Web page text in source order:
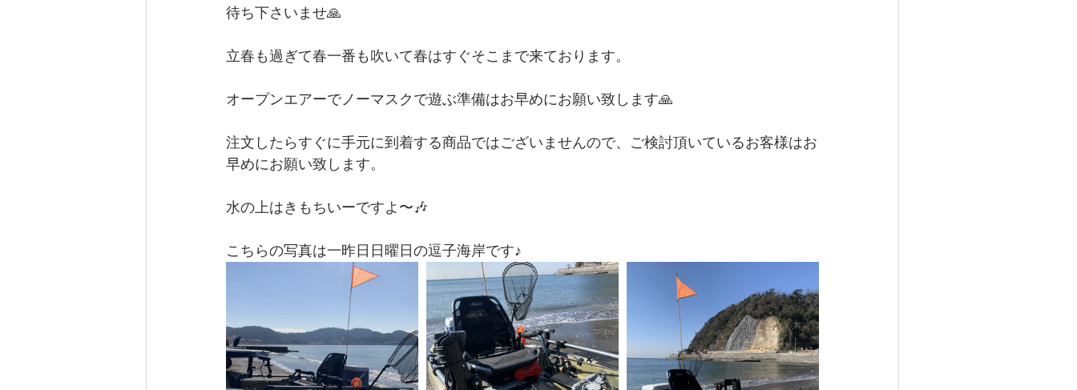
待ち下さいませ🙏
立春も過ぎて春一番も吹いて春はすぐそこまで来ております。
オープンエアーでノーマスクで遊ぶ準備はお早めにお願い致します🙏
注文したらすぐに手元に到着する商品ではございませんので、ご検討頂いているお客様はお
早めにお願い致します。
水の上はきもちいーですよ〜🎶
こちらの写真は一昨日日曜日の逗子海岸です♪